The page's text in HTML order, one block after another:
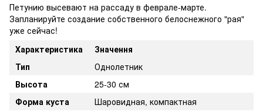
Петунию высевают на рассаду в феврале-марте.
Запланируйте создание собственного белоснежного "рая"
уже сейчас!
Характеристика
Значення
Тип
Однолетник
Высота
25-30 см
Форма куста
Шаровидная, компактная